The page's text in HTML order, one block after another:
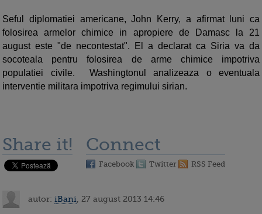
Seful diplomatiei americane, John Kerry, a afirmat luni ca
folosirea armelor chimice in apropiere de Damasc la 21
august este "de necontestat". El a declarat ca Siria va da
socoteala pentru folosirea de arme chimice impotriva
populatiei civile. Washingtonul analizeaza o eventuala
interventie militara impotriva regimului sirian.
Share it! Connect
Facebook Twitter RSS Feed
autor: iBani , 27 august 2013 14:46